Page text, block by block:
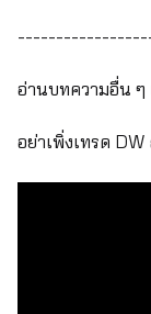
อ่านบทความอื่น ๆ
อย่าเพิ่งเทรด